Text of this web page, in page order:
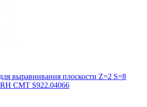
выравнивания плоскости Z=2 S=8
CMT S922.04066